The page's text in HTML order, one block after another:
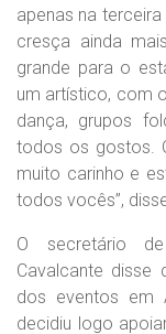
apenas na
cresça ainda
grande para o
um artístico, com
dança, grupos
todos os gostos.
muito carinho e
todos vocês”,
O secretário
Cavalcante disse
dos eventos em
decidiu logo